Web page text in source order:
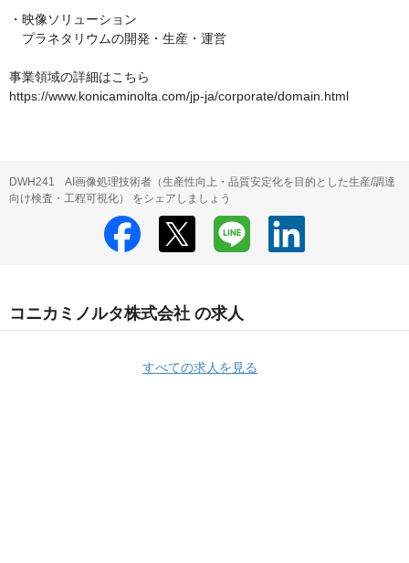
・映像ソリューション
プラネタリウムの開発・生産・運営
事業領域の詳細はこちら
https://www.konicaminolta.com/jp-ja/corporate/domain.html
DWH241 AI画像処理技術者（生産性向上・品質安定化を目的とした生産/調達
向け検査・工程可視化） をシェアしましょう
コニカミノルタ株式会社 の求人
すべての求人を見る